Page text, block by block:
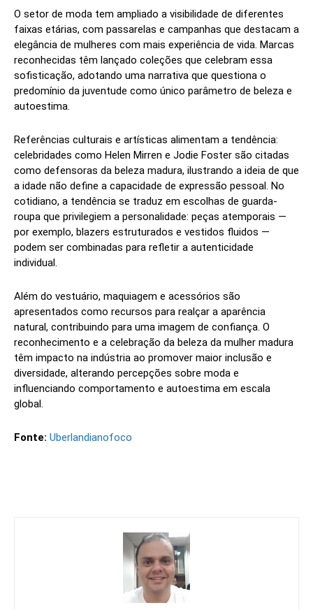
O setor de moda tem ampliado a visibilidade de diferentes
faixas etárias, com passarelas e campanhas que destacam a
elegância de mulheres com mais experiência de vida. Marcas
reconhecidas têm lançado coleções que celebram essa
sofisticação, adotando uma narrativa que questiona o
predomínio da juventude como único parâmetro de beleza e
autoestima.
Referências culturais e artísticas alimentam a tendência:
celebridades como Helen Mirren e Jodie Foster são citadas
como defensoras da beleza madura, ilustrando a ideia de que
a idade não define a capacidade de expressão pessoal. No
cotidiano, a tendência se traduz em escolhas de guarda-
roupa que privilegiem a personalidade: peças atemporais —
por exemplo, blazers estruturados e vestidos fluidos —
podem ser combinadas para refletir a autenticidade
individual.
Além do vestuário, maquiagem e acessórios são
apresentados como recursos para realçar a aparência
natural, contribuindo para uma imagem de confiança. O
reconhecimento e a celebração da beleza da mulher madura
têm impacto na indústria ao promover maior inclusão e
diversidade, alterando percepções sobre moda e
influenciando comportamento e autoestima em escala
global.
Fonte: Uberlandianofoco